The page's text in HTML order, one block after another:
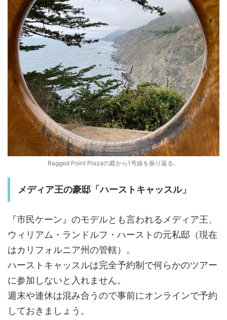
Ragged Point Plazaの庭から1号線を振り返る。
メディア王の豪邸「ハーストキャッスル」
『市民ケーン』のモデルとも言われるメディア王、
ウィリアム・ランドルフ・ハーストの元私邸（現在
はカリフォルニア州の管轄）。
ハーストキャッスルは完全予約制で何らかのツアー
に参加しないと入れません。
週末や連休は混み合うので事前にオンラインで予約
しておきましょう。